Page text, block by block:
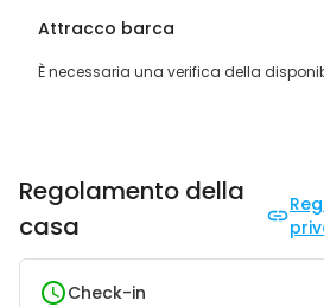
Attracco barca
È necessaria una verifica della
Regolamento della
casa
Check-in